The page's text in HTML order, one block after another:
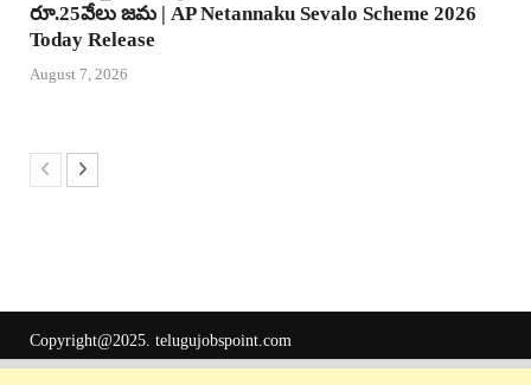
రూ.25వేలు జమ | AP Netannaku Sevalo Scheme 2026
Today Release
August 7, 2026
Copyright@2025. telugujobspoint.com